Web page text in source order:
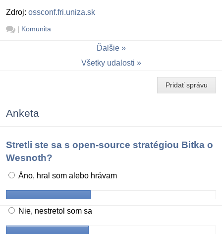
Zdroj: ossconf.fri.uniza.sk
| Komunita
Ďalšie
Všetky udalosti
Pridať správu
Anketa
Stretli ste sa s open-source stratégiou Bitka o
Wesnoth?
Áno, hral som alebo hrávam
Nie, nestretol som sa